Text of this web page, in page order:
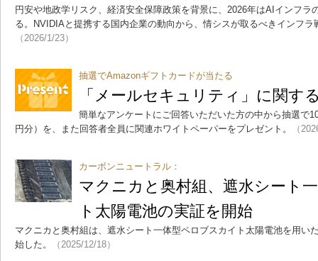
円安や地政学リスク、経済安全保障政策を背景に、2026年はAIインフラ
る。NVIDIAと提携する国内企業の動向から、情シスが取るべきインフラ
（2026/1/23）
抽選でAmazonギフトカードが当たる
「メールセキュリティ」に関す
簡単なアンケートにご回答いただいた方の中から抽選で
円分）を、また回答者全員に関連ホワイトペーパーをプレゼント。
（
カーボンニュートラル：
マクニカと奥村組、遮水シート
ト太陽電池の実証を開始
マクニカと奥村組は、遮水シート一体型ペロブスカイト太陽電池を用い
始した。
（2025/12/18）